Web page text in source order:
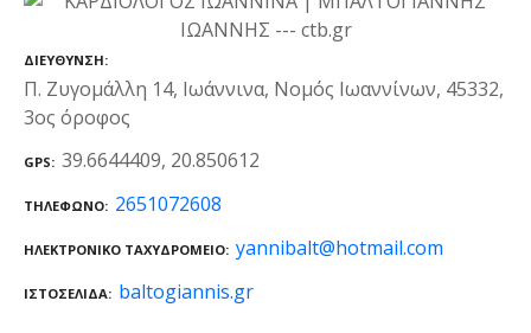
ΔΙΕΎΘΥΝΣΗ
Π. Ζυγομάλλη 14, Ιωάννινα, Νομός Ιωαννίνων, 45332,
3ος όροφος
GPS 39.6644409, 20.850612
ΤΗΛΈΦΩΝΟ 2651072608
ΗΛΕΚΤΡΟΝΙΚΌ ΤΑΧΥΔΡΟΜΕΊΟ yannibalt@hotmail.com
ΙΣΤΟΣΕΛΊΔΑ baltogiannis.gr